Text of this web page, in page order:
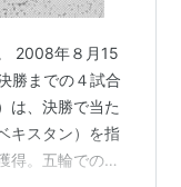
2008年８月15
勝までの４試合
は、決勝で当た
キスタン）を指
得。五輪での最